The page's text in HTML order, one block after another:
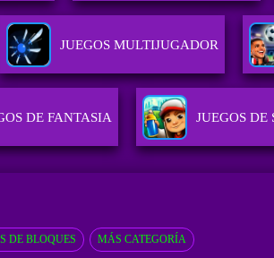
JUEGOS MULTIJUGADOR
DE FANTASIA JUEGOS DE
DE BLOQUES MÁS CATEGORÍA